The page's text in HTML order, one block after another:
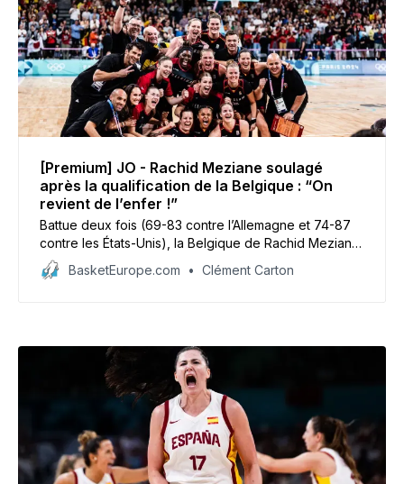
[Premium] JO - Rachid Meziane soulagé
après la qualification de la Belgique : “On
revient de l’enfer !”
Battue deux fois (69-83 contre l’Allemagne et 74-87
contre les États-Unis), la Belgique de Rachid Meziane
a arraché son billet pour les quarts de finale en
battant le Japon de 27 points (85-58), soit l’écart
BasketEurope.com Clément Carton